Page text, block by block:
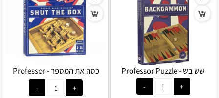
שש בש - Professor Puzzle
כסה את המספר - Professor
Puzzle